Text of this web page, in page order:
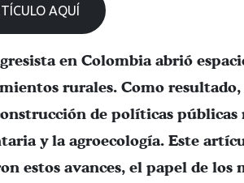
AQUÍ
en Colombia abrió
rurales. Como
de políticas públicas
y la agroecología. Este
estos avances, el papel de los